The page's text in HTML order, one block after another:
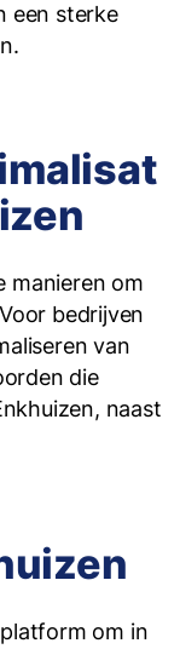
een sterke
manieren om
bedrijven
van
die
naast
om in